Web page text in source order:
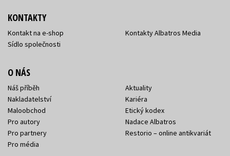
KONTAKTY
Kontakt na e-shop
Sídlo společnosti
Kontakty Albatros Media
O NÁS
Náš příběh
Nakladatelství
Maloobchod
Pro autory
Pro partnery
Pro média
Aktuality
Kariéra
Etický kodex
Nadace Albatros
Restorio – online antikvariát